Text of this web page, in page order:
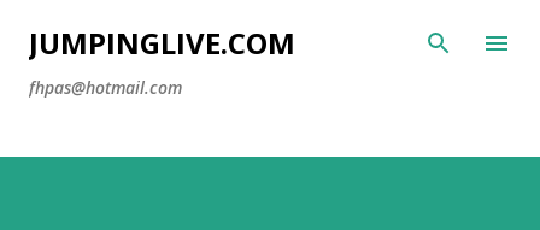
Ir al contenido principal
JUMPINGLIVE.COM
fhpas@hotmail.com